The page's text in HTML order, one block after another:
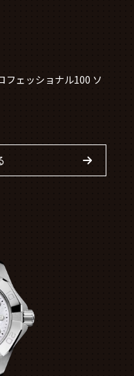
フェッショナル100 ソ